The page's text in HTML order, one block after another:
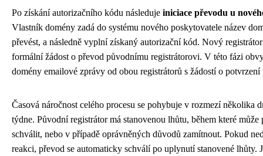
Po získání autorizačního kódu následuje iniciace převodu u
Vlastník domény zadá do systému nového poskytovatele název
převést, a následně vyplní získaný autorizační kód. Nový
formální žádost o převod původnímu registrátorovi. V této fázi
domény emailové zprávy od obou registrátorů s žádostí o potvrzení
Časová náročnost celého procesu se pohybuje v rozmezí několika
týdne. Původní registrátor má stanovenou lhůtu, během které
schválit, nebo v případě oprávněných důvodů zamítnout. Pokud
reakci, převod se automaticky schválí po uplynutí stanovené lhůty.